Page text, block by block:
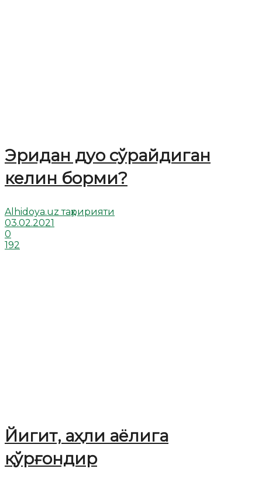
Эридан дуо сўрайдиган
келин борми?
Alhidoya.uz таҳририяти
03.02.2021
0
192
Йигит, аҳли аёлига
қўрғондир